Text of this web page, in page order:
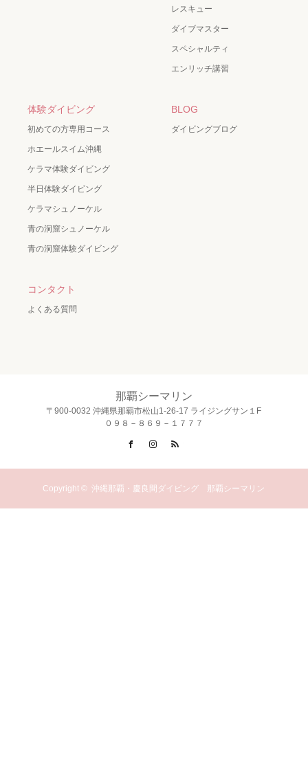
レスキュー
ダイブマスター
スペシャルティ
エンリッチ講習
体験ダイビング
初めての方専用コース
ホエールスイム沖縄
ケラマ体験ダイビング
半日体験ダイビング
ケラマシュノーケル
青の洞窟シュノーケル
青の洞窟体験ダイビング
BLOG
ダイビングブログ
コンタクト
よくある質問
那覇シーマリン
〒900-0032 沖縄県那覇市松山1-26-17 ライジングサン１F
０９８－８６９－１７７７
FacebookInstagram
Copyright ©沖縄那覇・慶良間ダイビング 那覇シーマリン